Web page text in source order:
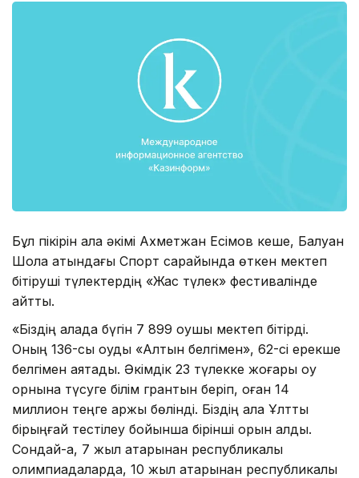
Бұл пікірін қала әкімі Ахметжан Есімов кеше, Балуан
Шолақ атындағы Спорт сарайында өткен мектеп
бітіруші түлектердің «Жас түлек» фестивалінде
айтты.
«Біздің қалада бүгін 7 899 оқушы мектеп бітірді.
Оның 136-сы оқуды «Алтын белгімен», 62-сі ерекше
белгімен аяқтады. Әкімдік 23 түлекке жоғары оқу
орнына түсуге білім грантын беріп, оған 14
миллион теңге қаржы бөлінді. Біздің қала Ұлттық
бірыңғай тестілеу бойынша бірінші орын алды.
Сондай-ақ, 7 жыл қатарынан республикалық
олимпиадаларда, 10 жыл қатарынан республикалық